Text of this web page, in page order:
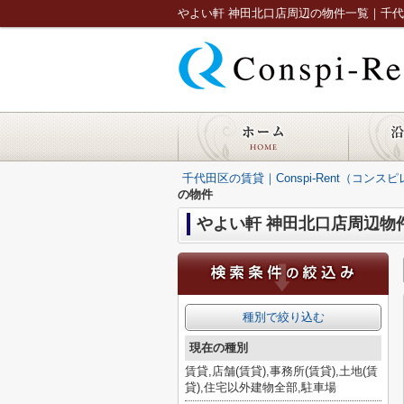
やよい軒 神田北口店周辺の物件一覧｜千
千代田区の賃貸｜Conspi-Rent（コンスピ
の物件
やよい軒 神田北口店周辺物
種別で絞り込む
現在の種別
賃貸,店舗(賃貸),事務所(賃貸),土地(賃
貸),住宅以外建物全部,駐車場